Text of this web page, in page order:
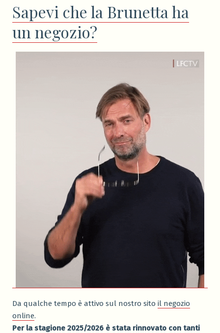
Sapevi che la Brunetta ha
un negozio?
Da qualche tempo è attivo sul nostro sito il negozio
online.
Per la stagione 2025/2026 è stata rinnovato con tanti